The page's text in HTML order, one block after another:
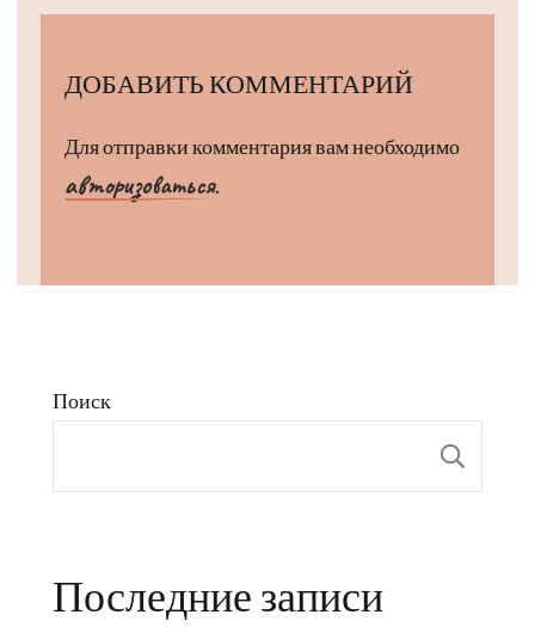
ДОБАВИТЬ КОММЕНТАРИЙ
Для отправки комментария вам необходимо
авторизоваться.
Поиск
Последние записи